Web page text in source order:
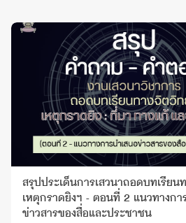
สรุปประเด็นการเสวนาถอดบทเรียน
เหตุกราดยิงฯ - ตอนที่ 2 แนวทางกา
ข่าวสารของสื่อและประชาชน